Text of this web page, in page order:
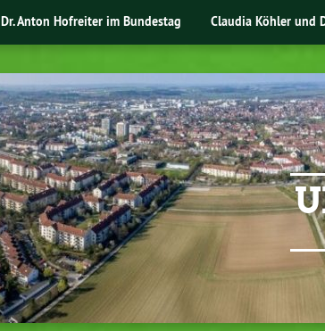
Dr. Anton Hofreiter im Bundestag Claudia Köhler und